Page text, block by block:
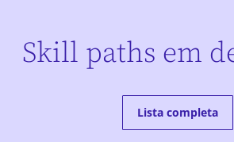
Skill paths em
Lista completa